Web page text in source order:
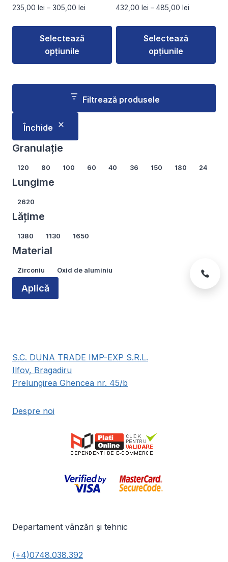
produsului.
produsului.
235,00 lei – 305,00 lei
prețuri:
Selectează
opțiunile
produs
multe
variații.
Opțiunile
alese
pagina
produsului.
432,00 lei – 485,00 lei
prețuri:
Selectează
opțiunile
produs
are
mai
fi
Filtrează produsele
Închide
Granulație
Granulație
120 80 100 60 40 36 150 180 24
Lungime
Lungime
2620
Lățime
Lățime
1380 1130 1650
Material
Material
Zirconiu Oxid de aluminiu
Aplică
S.C. DUNA TRADE IMP-EXP S.R.L.
Ilfov, Bragadiru
Prelungirea Ghencea nr. 45/b
Despre noi
Departament vânzări și tehnic
(+4)0748.038.392